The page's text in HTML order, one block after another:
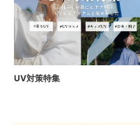
UV対策特集